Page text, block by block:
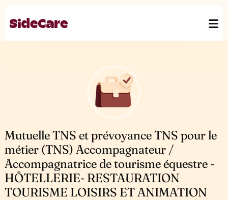
Mutuelle TNS et prévoyance TNS pour le
métier (TNS) Accompagnateur /
Accompagnatrice de tourisme équestre -
HÔTELLERIE- RESTAURATION
TOURISME LOISIRS ET ANIMATION